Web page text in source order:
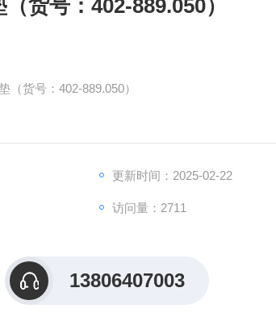
货号：402-889.050）
（货号：402-889.050）
更新时间：2025-02-22
访问量：2711
13806407003